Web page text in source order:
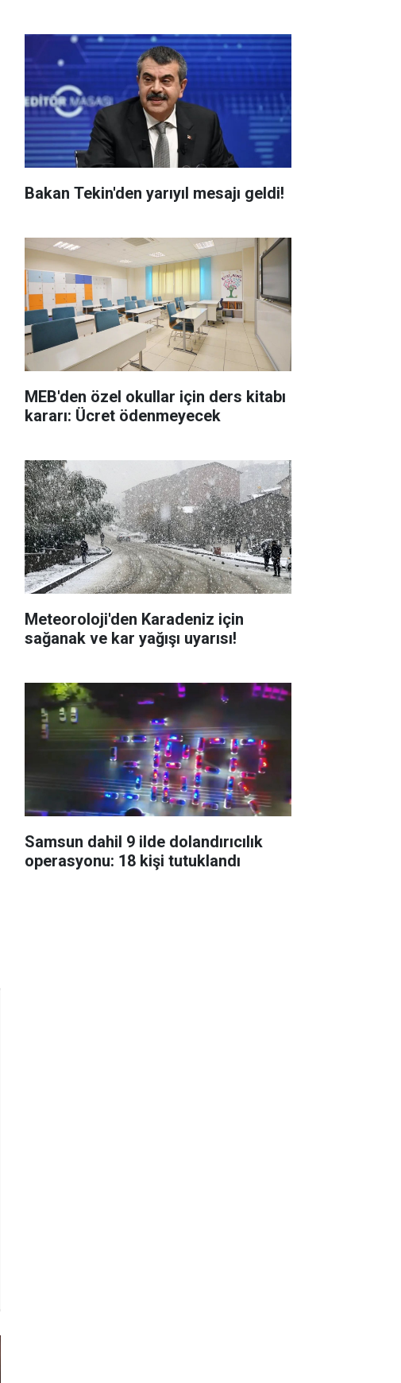
Bakan Tekin'den yarıyıl mesajı geldi!
MEB'den özel okullar için ders kitabı
kararı: Ücret ödenmeyecek
Meteoroloji'den Karadeniz için
sağanak ve kar yağışı uyarısı!
Samsun dahil 9 ilde dolandırıcılık
operasyonu: 18 kişi tutuklandı